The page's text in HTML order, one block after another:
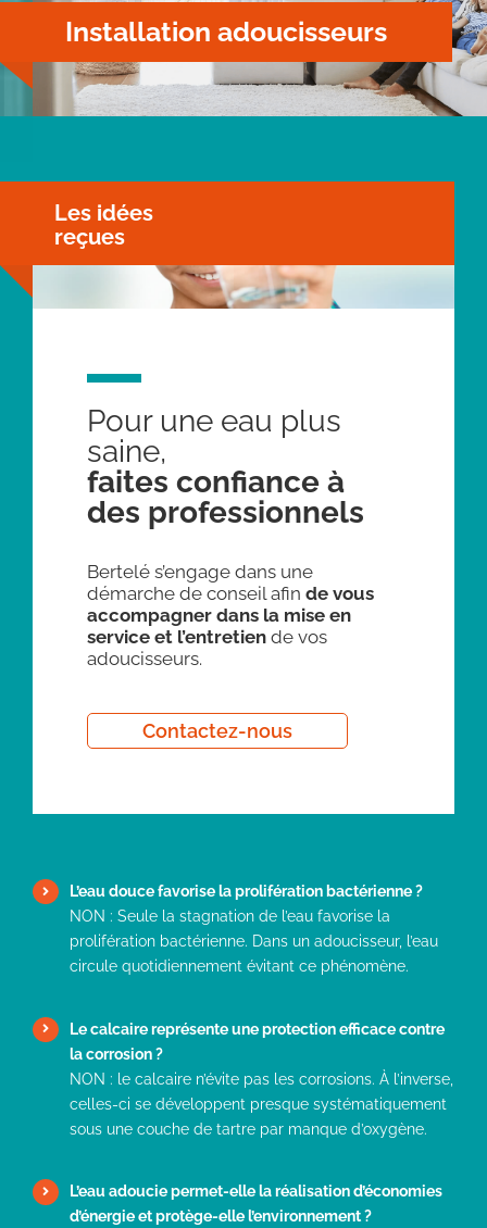
Installation adoucisseurs
Les idées
reçues
Pour une eau plus
saine,
faites confiance à
des professionnels
Bertelé s’engage dans une
démarche de conseil afin de vous
accompagner dans la mise en
service et l’entretiende vos
adoucisseurs.
Contactez-nous
L’eau douce favorise la prolifération bactérienne ?
NON : Seule la stagnation de l’eau favorise la
prolifération bactérienne. Dans un adoucisseur, l’eau
circule quotidiennement évitant ce phénomène.
Le calcaire représente une protection efficace contre
la corrosion ?
NON : le calcaire n’évite pas les corrosions. À l’inverse,
celles-ci se développent presque systématiquement
sous une couche de tartre par manque d’oxygène.
L’eau adoucie permet-elle la réalisation d’économies
d’énergie et protège-elle l’environnement ?